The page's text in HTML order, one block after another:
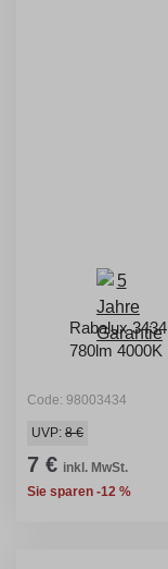
Rabalux
780lm 4000K
Code: 98003434
UVP: 8 €
7 € inkl. MwSt.
Sie sparen -12 %